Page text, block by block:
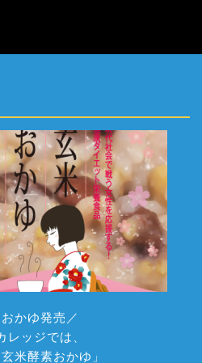
かゆ発売／
レッジでは、
米酵素おかゆ」